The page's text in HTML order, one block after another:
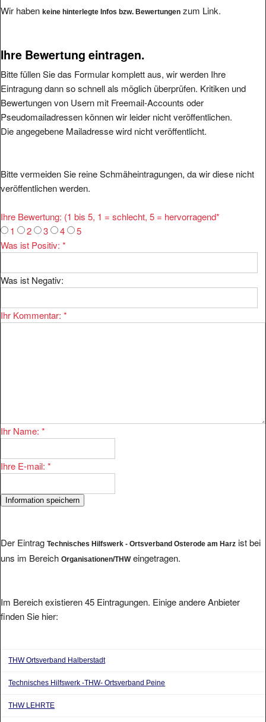
Wir haben keine hinterlegte Infos bzw. Bewertungen zum Link.
Ihre Bewertung eintragen.
Bitte füllen Sie das Formular komplett aus, wir werden Ihre
Eintragung dann so schnell als möglich überprüfen. Kritiken und
Bewertungen von Usern mit Freemail-Accounts oder
Pseudomailadressen können wir leider nicht veröffentlichen.
Die angegebene Mailadresse wird nicht veröffentlicht.
Bitte vermeiden Sie reine Schmäheintragungen, da wir diese nicht
veröffentlichen werden.
Ihre Bewertung: (1 bis 5, 1 = schlecht, 5 = hervorragend*
1
2 3 4
5
Was ist Positiv: *
Was ist Negativ:
Ihr Kommentar: *
Ihr Name: *
Ihre E-mail: *
Der Eintrag Technisches Hilfswerk - Ortsverband Osterode am Harz ist bei
uns im Bereich Organisationen/THWeingetragen.
Im Bereich existieren 45 Eintragungen. Einige andere Anbieter
finden Sie hier:
THW Ortsverband Halberstadt
Technisches Hilfswerk -THW- Ortsverband Peine
THW LEHRTE